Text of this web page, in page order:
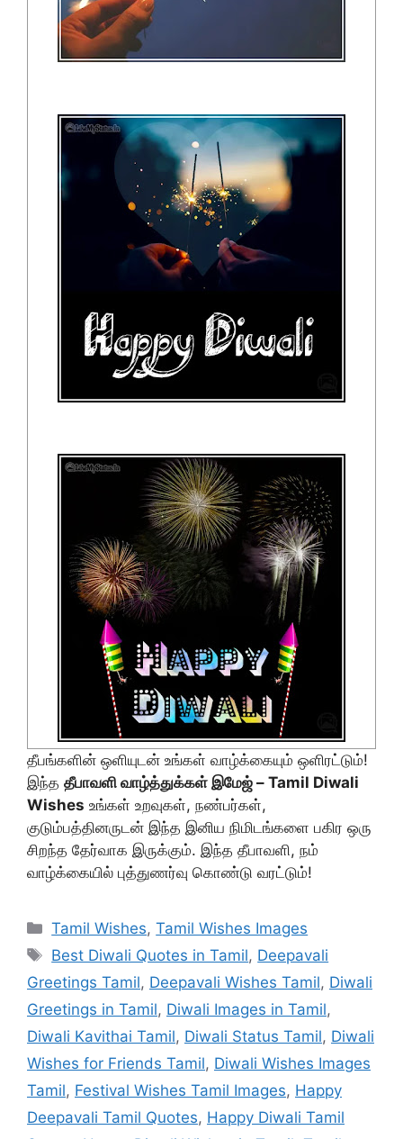
தீபங்களின் ஒளியுடன் உங்கள் வாழ்க்கையும் ஒளிரட்டும்!
இந்த தீபாவளி வாழ்த்துக்கள் இமேஜ் – Tamil Diwali
Wishes உங்கள் உறவுகள், நண்பர்கள்,
குடும்பத்தினருடன் இந்த இனிய நிமிடங்களை பகிர ஒரு
சிறந்த தேர்வாக இருக்கும். இந்த தீபாவளி, நம்
வாழ்க்கையில் புத்துணர்வு கொண்டு வரட்டும்!
Categories
Tamil Wishes,Tamil Wishes Images
Tags
Best Diwali Quotes in Tamil, Deepavali
Greetings Tamil, Deepavali Wishes Tamil, Diwali
Greetings in Tamil, Diwali Images in Tamil,
Diwali Kavithai Tamil, Diwali Status Tamil, Diwali
Wishes for Friends Tamil, Diwali Wishes Images
Tamil, Festival Wishes Tamil Images, Happy
Deepavali Tamil Quotes, Happy Diwali Tamil